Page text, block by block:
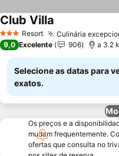
3 EstrelasResort Culinária
Club Villa
9,0 Excelente 906 a 3.2
Selecione as datas para
exatos.
Os preços e a
mudam frequentemente.
ofertas que consulta no